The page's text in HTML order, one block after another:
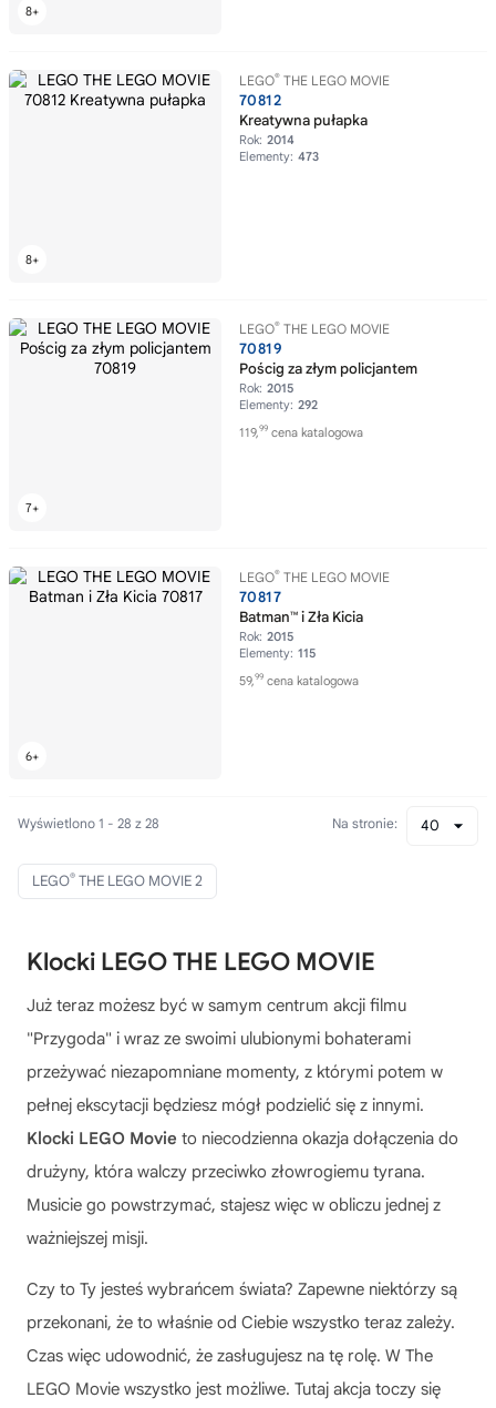
LEGO® THE LEGO MOVIE
70812
Kreatywna pułapka
Rok: 2014
Elementy: 473
LEGO® THE LEGO MOVIE
70819
Pościg za złym policjantem
Rok: 2015
Elementy: 292
119,99 cena katalogowa
LEGO® THE LEGO MOVIE
70817
Batman™ i Zła Kicia
Rok: 2015
Elementy: 115
59,99 cena katalogowa
Wyświetlono 1 - 28 z 28 40
Na stronie:
LEGO® THE LEGO MOVIE 2
Klocki LEGO THE LEGO MOVIE
Już teraz możesz być w samym centrum akcji filmu
"Przygoda" i wraz ze swoimi ulubionymi bohaterami
przeżywać niezapomniane momenty, z którymi potem w
pełnej ekscytacji będziesz mógł podzielić się z innymi.
Klocki LEGO Movie to niecodzienna okazja dołączenia do
drużyny, która walczy przeciwko złowrogiemu tyrana.
Musicie go powstrzymać, stajesz więc w obliczu jednej z
ważniejszej misji.
Czy to Ty jesteś wybrańcem świata? Zapewne niektórzy są
przekonani, że to właśnie od Ciebie wszystko teraz zależy.
Czas więc udowodnić, że zasługujesz na tę rolę. W The
LEGO Movie wszystko jest możliwe. Tutaj akcja toczy się